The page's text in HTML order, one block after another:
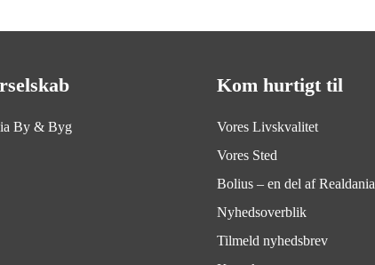
By & Byg
Kom hurtigt til
Vores Livskvalitet
Vores Sted
Bolius – en del af Realdania
Nyhedsoverblik
Tilmeld nyhedsbrev